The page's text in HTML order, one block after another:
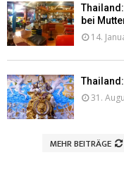
bei
14.
31.
MEHR BEITRÄGE